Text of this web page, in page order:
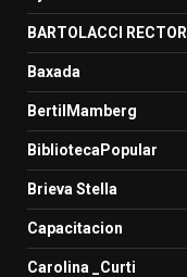
BARTOLACCI RECTOR
Baxada
BertilMamberg
BibliotecaPopular
Brieva Stella
Capacitacion
Carolina _Curti